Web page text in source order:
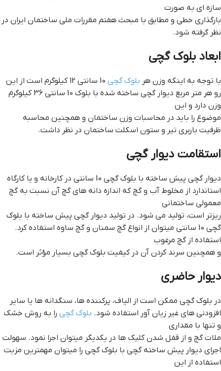
سازه ای به صورت
بارگذاری خطی و مطابق با مبحث هفتم مقررات ملی ساختمان ایران در
نظر گرفته شود.
ابعاد بلوک گچي
با توجه به اینکه وزن هر بلوک گچی
10 سانتی 12 کیلوگرم است از این
رو هر متر مربع دیوار گچی ساخته شده با بلوک 10 سانتی 36 کیلوگرم
وزن دارد و این
موضوع را باید در محاسبات وزن ساختمان و همچنین محاسبه
ظرفیت باربری تیر و ستون اسکلت ساختمان در نظر داشت.
استقامت ديوار گچي
دیوار گچی پیش ساخته با بلوک گچی 10 سانتی در کارخانه و یا کارگاه
استاندارد از مخلوط آب و گچ که اندازه دانه های گچ آن نسبت به گچ
معمولی ساختمانی
ریزتر است، تولید می شود. در تولید دیوار گچی پیش ساخته با بلوک
گچی 10 سانتی میتوان از انواع گچ سمنان و گچ ساوه استفاده کرد.
استفاده از گچ مرغوب
و همچنین سرند کردن آن در کیفیت بلوک گچی بسیار مؤثر است.
ديوار حاضري
در بلوک گچی ممکن است از الیاف، پرکننده ها، سنگدانه ها یا سایر
افزودنی های غیر زیان آور استفاده شود. بلوک گچی را به روش خشک
و تنها با مقداری
ملات گچ و از قفل شدن کلیک ها در یکدیگر میتوان اجرا نمود. سهولت
اجرای دیوار پیش ساخته گچی با بلوک گچی را میتوان مهمترین مزیت
استفاده از این